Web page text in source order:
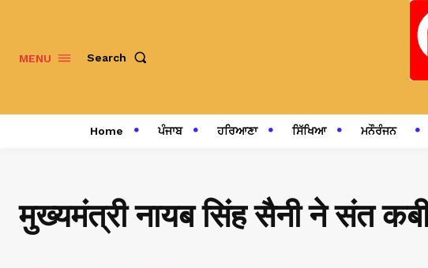
MENU Search
Home ਪੰਜਾਬ ਹਰਿਆਣਾ ਸਿੱਖਿਆ ਮਨੌਰੰਜਨ
मुख्यमंत्री नायब सिंह सैनी ने संत